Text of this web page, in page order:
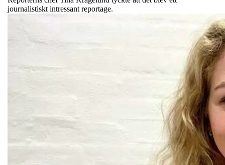
journalistiskt intressant reportage.